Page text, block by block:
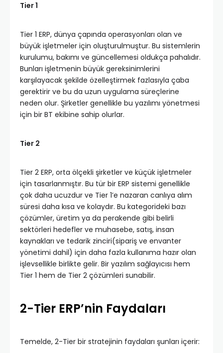
Tier 1
Tier 1 ERP, dünya çapında operasyonları olan ve
büyük işletmeler için oluşturulmuştur. Bu sistemlerin
kurulumu, bakımı ve güncellemesi oldukça pahalıdır.
Bunları işletmenin büyük gereksinimlerini
karşılayacak şekilde özelleştirmek fazlasıyla çaba
gerektirir ve bu da uzun uygulama süreçlerine
neden olur. Şirketler genellikle bu yazılımı yönetmesi
için bir BT ekibine sahip olurlar.
Tier 2
Tier 2 ERP, orta ölçekli şirketler ve küçük işletmeler
için tasarlanmıştır. Bu tür bir ERP sistemi genellikle
çok daha ucuzdur ve Tier 1’e nazaran canlıya alım
süresi daha kısa ve kolaydır. Bu kategorideki bazı
çözümler, üretim ya da perakende gibi belirli
sektörleri hedefler ve muhasebe, satış, insan
kaynakları ve tedarik zinciri(sipariş ve envanter
yönetimi dahil) için daha fazla kullanıma hazır olan
işlevsellikle birlikte gelir. Bir yazılım sağlayıcısı hem
Tier 1 hem de Tier 2 çözümleri sunabilir.
2-Tier ERP’nin Faydaları
Temelde, 2-Tier bir stratejinin faydaları şunları içerir: